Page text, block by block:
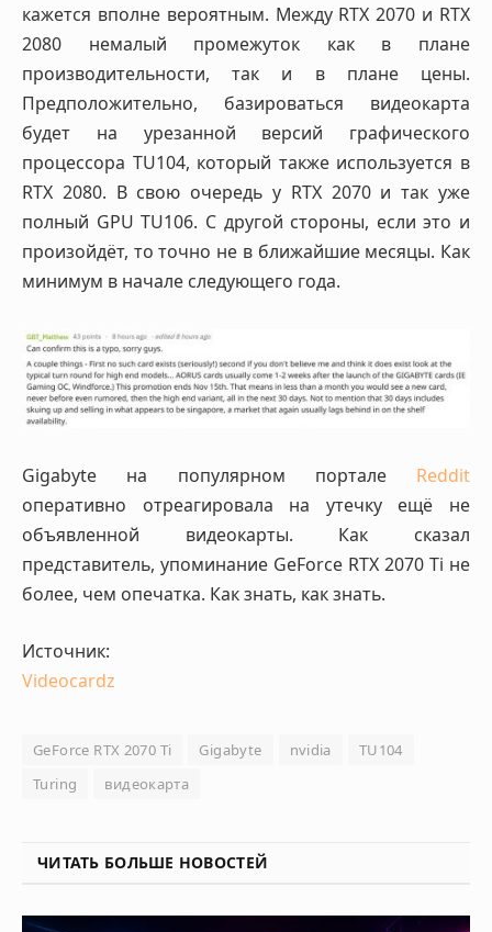
кажется вполне вероятным. Между RTX 2070 и RTX
2080 немалый промежуток как в плане
производительности, так и в плане цены.
Предположительно, базироваться видеокарта
будет на урезанной версий графического
процессора TU104, который также используется в
RTX 2080. В свою очередь у RTX 2070 и так уже
полный GPU TU106. С другой стороны, если это и
произойдёт, то точно не в ближайшие месяцы. Как
минимум в начале следующего года.
Gigabyte на популярном портале Reddit
оперативно отреагировала на утечку ещё не
объявленной видеокарты. Как сказал
представитель, упоминание GeForce RTX 2070 Ti не
более, чем опечатка. Как знать, как знать.
Источник:
Videocardz
GeForce RTX 2070 Ti Gigabyte nvidia
TU104
Turing
видеокарта
ЧИТАТЬ БОЛЬШЕ НОВОСТЕЙ